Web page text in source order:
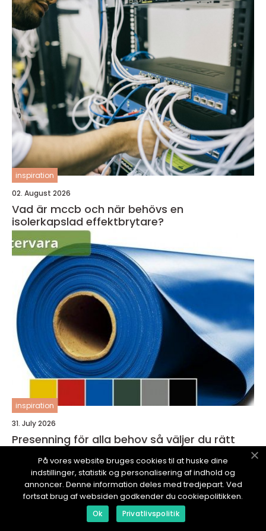
inspiration
02. August 2026
Vad är mccb och när behövs en
isolerkapslad effektbrytare?
inspiration
31. July 2026
Presenning för alla behov så väljer du rätt
LEKMERRABATTKOD.
På vores website bruges cookies til at huske dine
indstillinger, statistik og personalisering af indhold og
annoncer. Denne information deles med tredjepart. Ved
fortsat brug af websiden godkender du cookiepolitikken.
Ok Privatlivspolitik